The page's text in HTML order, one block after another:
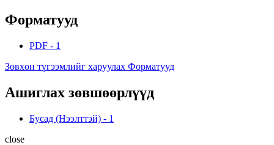
Форматууд
PDF - 1
Зөвхөн түгээмлийг харуулах Форматууд
Ашиглах зөвшөөрлүүд
Бусад (Нээлттэй) - 1
close